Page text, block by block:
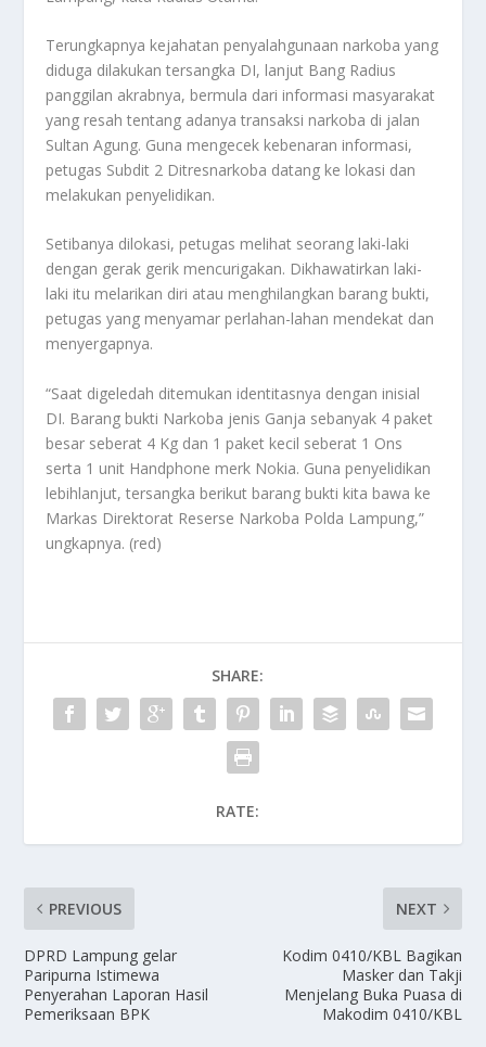
Terungkapnya kejahatan penyalahgunaan narkoba yang
diduga dilakukan tersangka DI, lanjut Bang Radius
panggilan akrabnya, bermula dari informasi masyarakat
yang resah tentang adanya transaksi narkoba di jalan
Sultan Agung. Guna mengecek kebenaran informasi,
petugas Subdit 2 Ditresnarkoba datang ke lokasi dan
melakukan penyelidikan.
Setibanya dilokasi, petugas melihat seorang laki-laki
dengan gerak gerik mencurigakan. Dikhawatirkan laki-
laki itu melarikan diri atau menghilangkan barang bukti,
petugas yang menyamar perlahan-lahan mendekat dan
menyergapnya.
“Saat digeledah ditemukan identitasnya dengan inisial
DI. Barang bukti Narkoba jenis Ganja sebanyak 4 paket
besar seberat 4 Kg dan 1 paket kecil seberat 1 Ons
serta 1 unit Handphone merk Nokia. Guna penyelidikan
lebihlanjut, tersangka berikut barang bukti kita bawa ke
Markas Direktorat Reserse Narkoba Polda Lampung,”
ungkapnya. (red)
SHARE:
RATE:
PREVIOUS
DPRD Lampung gelar
Paripurna Istimewa
Penyerahan Laporan Hasil
Pemeriksaan BPK
NEXT
Kodim 0410/KBL Bagikan
Masker dan Takji
Menjelang Buka Puasa di
Makodim 0410/KBL